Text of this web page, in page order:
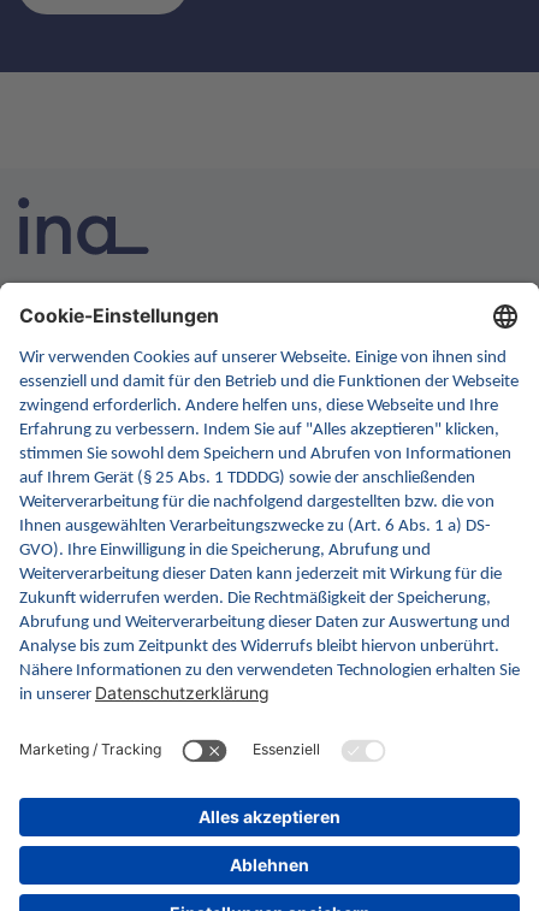
INA ist die nationale Wissensplattform für Interoperabilität.
Gesundheitswesen werden. Dafür erweitern wir
kontinuierlich die Inhalte und Funktionen von INA.
Kontakt
Kontaktformular
gematik GmbH
Rosenthaler Str. 30
10178 Berlin
Barrierefreiheitserklärung
Datenschutz